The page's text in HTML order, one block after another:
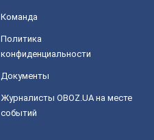
Команда
Политика
конфиденциальности
Документы
Журналисты OBOZ.UA на месте
событий